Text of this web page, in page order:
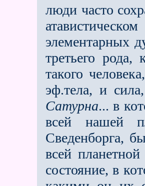
люди часто
элементарных
третьего
такого
эф.тела, и
Сатурна... в
всей нашей
Сведенборга,
всей
состояние, в